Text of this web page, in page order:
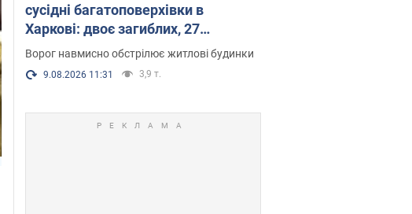
сусідні багатоповерхівки в
Харкові: двоє загиблих, 27
постраждалих
Ворог навмисно обстрілює житлові будинки
9.08.2026 11:31 3,9 т.